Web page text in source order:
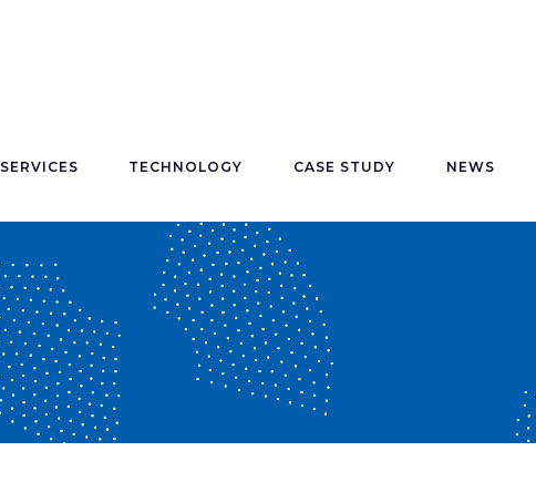
SERVICES TECHNOLOGY CASE STUDY NEWS